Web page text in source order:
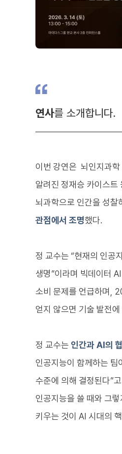
연사를 소개합니다.
이번 강연은 뇌인지과학
알려진 정재승 카이스트
뇌과학으로 인간을 성찰
관점에서 조명했다.
정 교수는 “현재의 인공
생명”이라며 빅데이터
소비 문제를 언급하며,
얻지 않으면 기술 발전
정 교수는 인간과 AI의
인공지능이 함께하는 팀
수준에 의해 결정된다”
인공지능을 쓸 때와 그
키우는 것이 AI 시대의